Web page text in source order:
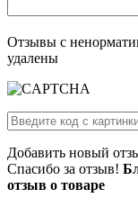
Отзывы с
удалены
Добавить новый
Спасибо за отзыв!
отзыв о товаре